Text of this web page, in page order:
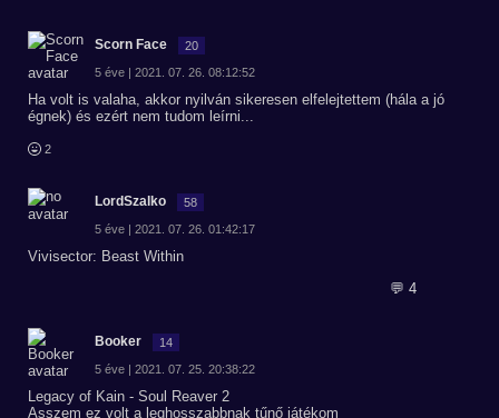
Scorn Face 20
5 éve | 2021. 07. 26. 08:12:52
Ha volt is valaha, akkor nyilván sikeresen elfelejtettem (hála a jó
égnek) és ezért nem tudom leírni...
2
LordSzalko 58
5 éve | 2021. 07. 26. 01:42:17
Vivisector: Beast Within
💬 4
Booker 14
5 éve | 2021. 07. 25. 20:38:22
Legacy of Kain - Soul Reaver 2
Asszem ez volt a leghosszabbnak tűnő játékom